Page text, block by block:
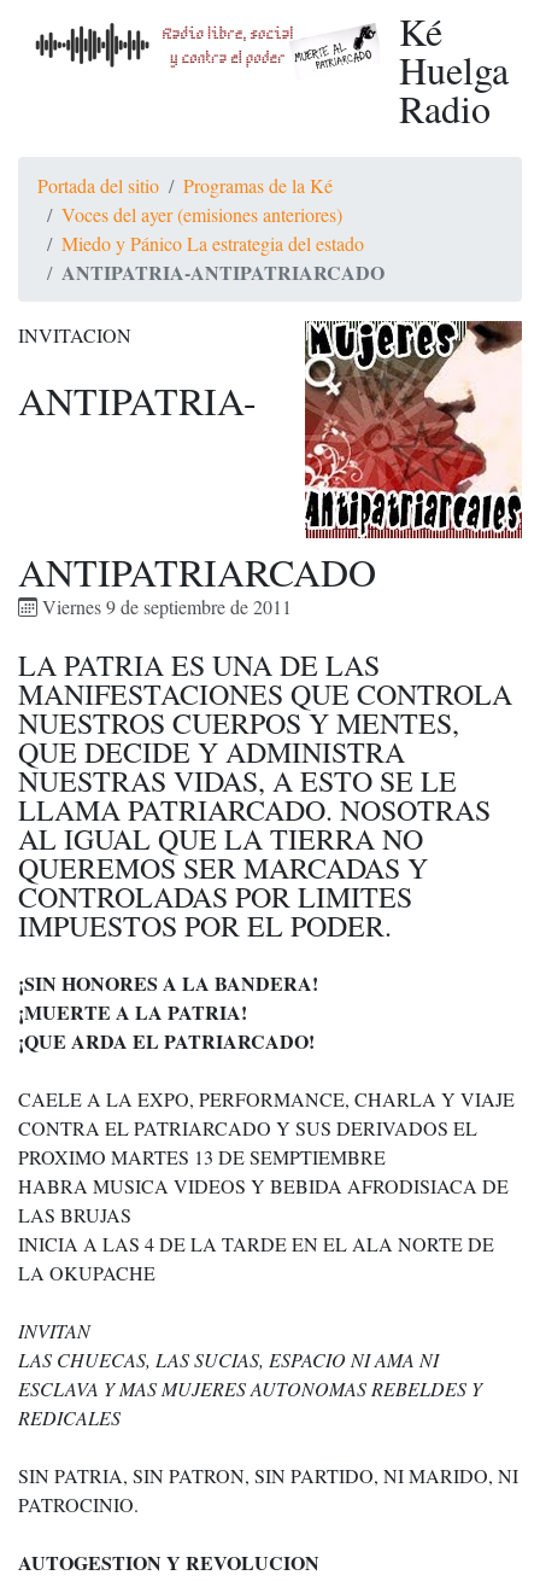
Ké
Huelga
Radio
Portada del sitio
Programas de la Ké
Voces del ayer (emisiones anteriores)
Miedo y Pánico La estrategia del estado
ANTIPATRIA-ANTIPATRIARCADO
INVITACION
ANTIPATRIA-
ANTIPATRIARCADO
Viernes 9 de septiembre de 2011
LA PATRIA ES UNA DE LAS
MANIFESTACIONES QUE CONTROLA
NUESTROS CUERPOS Y MENTES,
QUE DECIDE Y ADMINISTRA
NUESTRAS VIDAS, A ESTO SE LE
LLAMA PATRIARCADO. NOSOTRAS
AL IGUAL QUE LA TIERRA NO
QUEREMOS SER MARCADAS Y
CONTROLADAS POR LIMITES
IMPUESTOS POR EL PODER.
¡SIN HONORES A LA BANDERA!
¡MUERTE A LA PATRIA!
¡QUE ARDA EL PATRIARCADO!
CAELE A LA EXPO, PERFORMANCE, CHARLA Y VIAJE
CONTRA EL PATRIARCADO Y SUS DERIVADOS EL
PROXIMO MARTES 13 DE SEMPTIEMBRE
HABRA MUSICA VIDEOS Y BEBIDA AFRODISIACA DE
LAS BRUJAS
INICIA A LAS 4 DE LA TARDE EN EL ALA NORTE DE
LA OKUPACHE
INVITAN
LAS CHUECAS, LAS SUCIAS, ESPACIO NI AMA NI
ESCLAVA Y MAS MUJERES AUTONOMAS REBELDES Y
REDICALES
SIN PATRIA, SIN PATRON, SIN PARTIDO, NI MARIDO, NI
PATROCINIO.
AUTOGESTION Y REVOLUCION